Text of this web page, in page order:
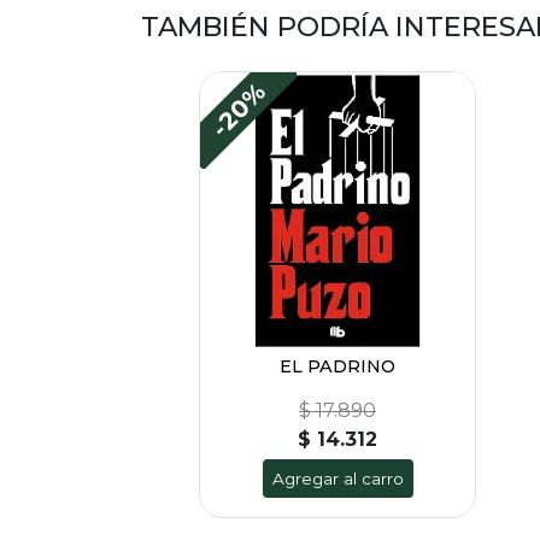
TAMBIÉN PODRÍA
-20%
EL PADRINO
$ 17.890
$ 14.312
Agregar al carro